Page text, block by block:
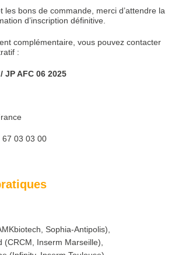
les bons de commande, merci d’attendre la
d’inscription définitive.
complémentaire, vous pouvez contacter
:
JP AFC 06 2025
03 03 00
Sophia-Antipolis),
(CRCM, Inserm Marseille),